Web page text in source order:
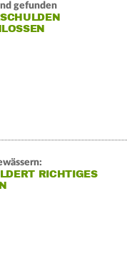
gefunden
RICHTIGES